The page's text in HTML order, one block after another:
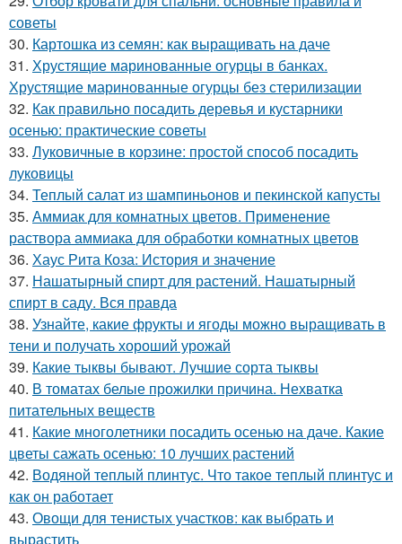
советы
30. Картошка из семян: как выращивать на даче
31. Хрустящие маринованные огурцы в банках.
Хрустящие маринованные огурцы без стерилизации
32. Как правильно посадить деревья и кустарники
осенью: практические советы
33. Луковичные в корзине: простой способ посадить
луковицы
34. Теплый салат из шампиньонов и пекинской капусты
35. Аммиак для комнатных цветов. Применение
раствора аммиака для обработки комнатных цветов
36. Хаус Рита Коза: История и значение
37. Нашатырный спирт для растений. Нашатырный
спирт в саду. Вся правда
38. Узнайте, какие фрукты и ягоды можно выращивать в
тени и получать хороший урожай
39. Какие тыквы бывают. Лучшие сорта тыквы
40. В томатах белые прожилки причина. Нехватка
питательных веществ
41. Какие многолетники посадить осенью на даче. Какие
цветы сажать осенью: 10 лучших растений
42. Водяной теплый плинтус. Что такое теплый плинтус и
как он работает
43. Овощи для тенистых участков: как выбрать и
вырастить